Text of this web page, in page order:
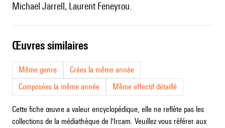
Michael Jarrell, Laurent Feneyrou.
œuvres similaires
Même genre
Crées la même année
Composées la même année
Même effectif détaillé
Cette fiche œuvre a valeur encyclopédique, elle ne reflète pas les
collections de la médiathèque de l'Ircam. Veuillez vous référer aux